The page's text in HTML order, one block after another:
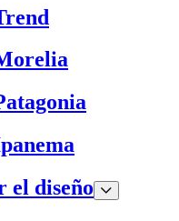
el diseño